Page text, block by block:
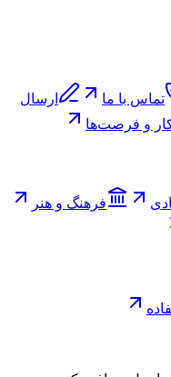
تماس با ما
ارسال
و فرصت‌ها
فرهنگ و هنر